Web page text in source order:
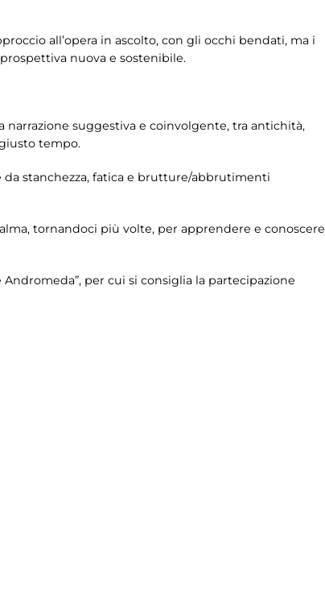
all’opera in ascolto, con gli occhi bendati, ma i
nuova e sostenibile.
narrazione suggestiva e coinvolgente, tra antichità,
tempo.
da stanchezza, fatica e brutture/abbrutimenti
tornandoci più volte, per apprendere e conoscere
per cui si consiglia la partecipazione